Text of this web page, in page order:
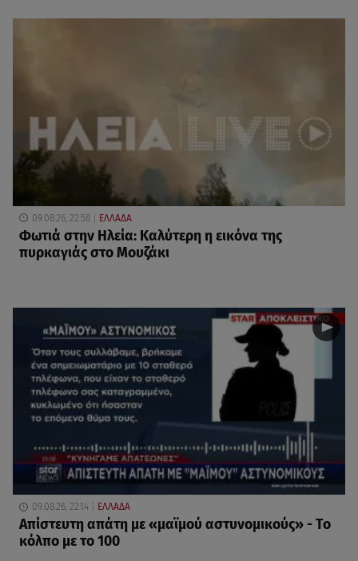
09.08.26, 22:58 ΕΛΛΑΔΑ
Φωτιά στην Ηλεία: Καλύτερη η εικόνα της
πυρκαγιάς στο Μουζάκι
09.08.26, 22:14 ΕΛΛΑΔΑ
Απίστευτη απάτη με «μαϊμού αστυνομικούς» - Το
κόλπο με το 100